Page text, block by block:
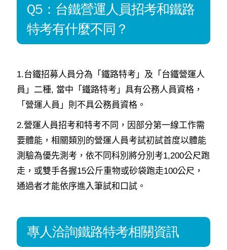
Q5：台鐵營運人員招考和鐵路
特考有什麼不同？
1.台鐵招募人員分為「鐵路特考」及「台鐵營運人
員」二種, 當中「鐵路特考」具有公務人員資格，
「營運人員」則不具公務員資格。
2.營運人員招考和特考不同，因部分第一線工作需
要體能，相關類別的營運人員考試初試首度以體能
測驗為優先測考，依不同科別將分別考1,200公尺跑
走，或雙手各握15公斤重物或砂袋跑走100公尺，
通過者才能依序進入筆試和口試。
專人洽詢鐵路特考相關資訊